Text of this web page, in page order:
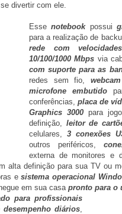
divertir com ele.
Essenotebook possui
para a realização de
rede com
10/100/1000 Mbps via
com suporte para as
redes sem fio,
microfone embutido
conferências, placa de
Graphics 3000 para
definição, leitor de
celulares, 3 conexões
outros periféricos,
externa de monitores e
alta definição para sua TV ou
esistema operacional
em sua casapronto para o
para profissionais
diários,